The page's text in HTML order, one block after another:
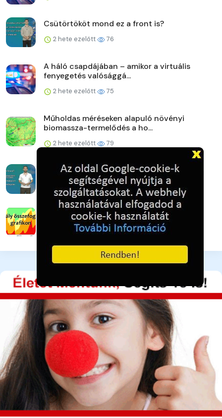
Csütörtököt mond ez a front is?
2 hete ezelőtt 76
A háló csapdájában – amikor a virtuális
fenyegetés valósággá...
2 hete ezelőtt 75
Műholdas méréseken alapuló növényi
biomassza-termelődés a ho...
2 hete ezelőtt 79
Hétvégéig 30 alatt
2 hete ezelőtt 77
Aszály szezonbeli összefoglaló a honlapon
2 hete ezelőtt 79